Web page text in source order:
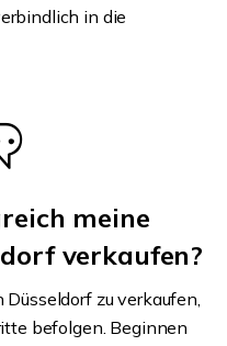
in die
meine
verkaufen?
zu verkaufen,
befolgen. Beginnen